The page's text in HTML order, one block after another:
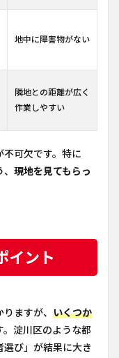
地中に障害物がない
隣地との距離が広く
作業しやすい
可欠です。特に
現地を見てもらっ
イント
ますが、 いくつか
。淀川区のような都
び」が結果に大き